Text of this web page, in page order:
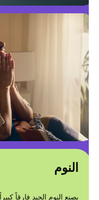
النوم
يصنع النوم الجيد فارقاً